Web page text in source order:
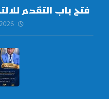
فتح باب التقدم
أكتوبر